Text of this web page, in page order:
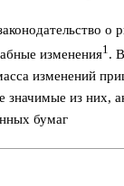
о
изменения1 .
изменений
значимые из них,
бумаг